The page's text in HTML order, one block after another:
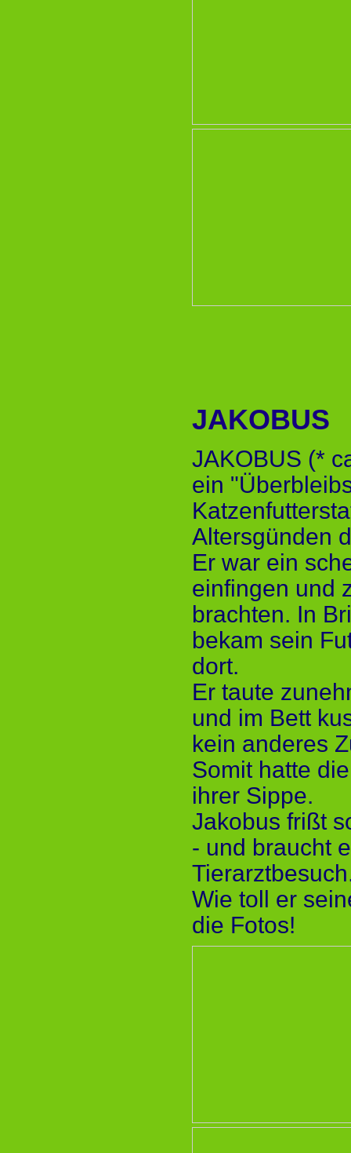
JAKOBUS
JAKOBUS (*
ein
Altersgünden
Er war ein
einfingen und
brachten. In
bekam sein
dort.
Er taute
und im Bett
kein anderes
Somit hatte
ihrer Sippe.
Jakobus frißt
- und braucht
Wie toll er
die Fotos!